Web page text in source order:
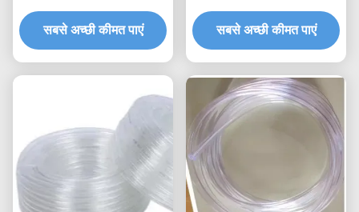
काटना
सबसे अच्छी कीमत पाएं
100 मीटर
सबसे अच्छी कीमत पाएं